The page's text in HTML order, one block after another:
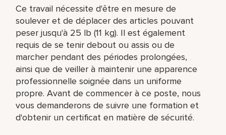
Ce travail nécessite d'être en mesure de
soulever et de déplacer des articles pouvant
peser jusqu'à 25 lb (11 kg). Il est également
requis de se tenir debout ou assis ou de
marcher pendant des périodes prolongées,
ainsi que de veiller à maintenir une apparence
professionnelle soignée dans un uniforme
propre. Avant de commencer à ce poste, nous
vous demanderons de suivre une formation et
d'obtenir un certificat en matière de sécurité.